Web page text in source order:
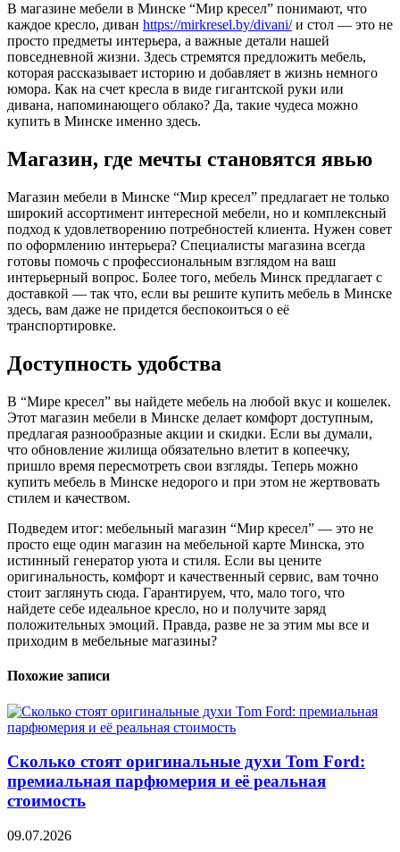
В магазине мебели в Минске “Мир кресел” понимают, что
каждое кресло, диван https://mirkresel.by/divani/и стол — это не
просто предметы интерьера, а важные детали нашей
повседневной жизни. Здесь стремятся предложить мебель,
которая рассказывает историю и добавляет в жизнь немного
юмора. Как на счет кресла в виде гигантской руки или
дивана, напоминающего облако? Да, такие чудеса можно
купить в Минске именно здесь.
Магазин, где мечты становятся явью
Магазин мебели в Минске “Мир кресел” предлагает не только
широкий ассортимент интересной мебели, но и комплексный
подход к удовлетворению потребностей клиента. Нужен совет
по оформлению интерьера? Специалисты магазина всегда
готовы помочь с профессиональным взглядом на ваш
интерьерный вопрос. Более того, мебель Минск предлагает с
доставкой — так что, если вы решите купить мебель в Минске
здесь, вам даже не придется беспокоиться о её
транспортировке.
Доступность удобства
В “Мире кресел” вы найдете мебель на любой вкус и кошелек.
Этот магазин мебели в Минске делает комфорт доступным,
предлагая разнообразные акции и скидки. Если вы думали,
что обновление жилища обязательно влетит в копеечку,
пришло время пересмотреть свои взгляды. Теперь можно
купить мебель в Минске недорого и при этом не жертвовать
стилем и качеством.
Подведем итог: мебельный магазин “Мир кресел” — это не
просто еще один магазин на мебельной карте Минска, это
истинный генератор уюта и стиля. Если вы цените
оригинальность, комфорт и качественный сервис, вам точно
стоит заглянуть сюда. Гарантируем, что, мало того, что
найдете себе идеальное кресло, но и получите заряд
положительных эмоций. Правда, разве не за этим мы все и
приходим в мебельные магазины?
Похожие записи
Сколько стоят оригинальные духи Tom Ford:
премиальная парфюмерия и её реальная
стоимость
09.07.2026